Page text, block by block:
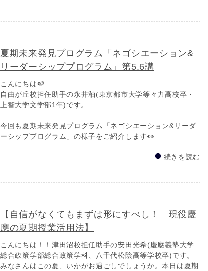
夏期未来発見プログラム「ネゴシエーション&
リーダーシッププログラム」第5.6講
こんにちは🍉
自由が丘校担任助手の永井釉(東京都市大学等々力高校卒・
上智大学文学部1年)です。
今回も夏期未来発見プログラム「ネゴシエーション&リーダ
ーシッププログラム」の様子をご紹介します👀
続きを読む
【自信がなくてもまずは形にすべし！ 現役慶
應の夏期授業活用法】
こんにちは！！津田沼校担任助手の安田光希(慶應義塾大学
総合政策学部総合政策学科、八千代松陰高等学校卒)です。
みなさんはこの夏、いかがお過ごしでしょうか。本日は夏期